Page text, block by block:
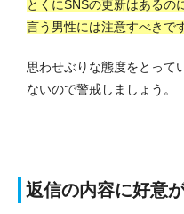
とくにSNSの更新はあるの
言う男性には注意すべきで
思わせぶりな態度をとって
ないので警戒しましょう。
返信の内容に好意